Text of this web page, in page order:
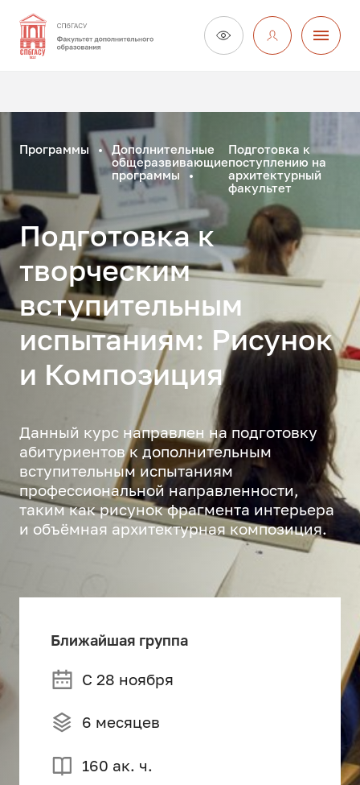
Программы
Дополнительные
общеразвивающие
программы
Подготовка к
поступлению на
архитектурный
факультет
Подготовка к
творческим
вступительным
испытаниям: Рисунок
и Композиция
Данный курс направлен на подготовку
абитуриентов к дополнительным
вступительным испытаниям
профессиональной направленности,
таким как рисунок фрагмента интерьера
и объёмная архитектурная композиция.
Ближайшая группа
С 28 ноября
6 месяцев
160 ак. ч.